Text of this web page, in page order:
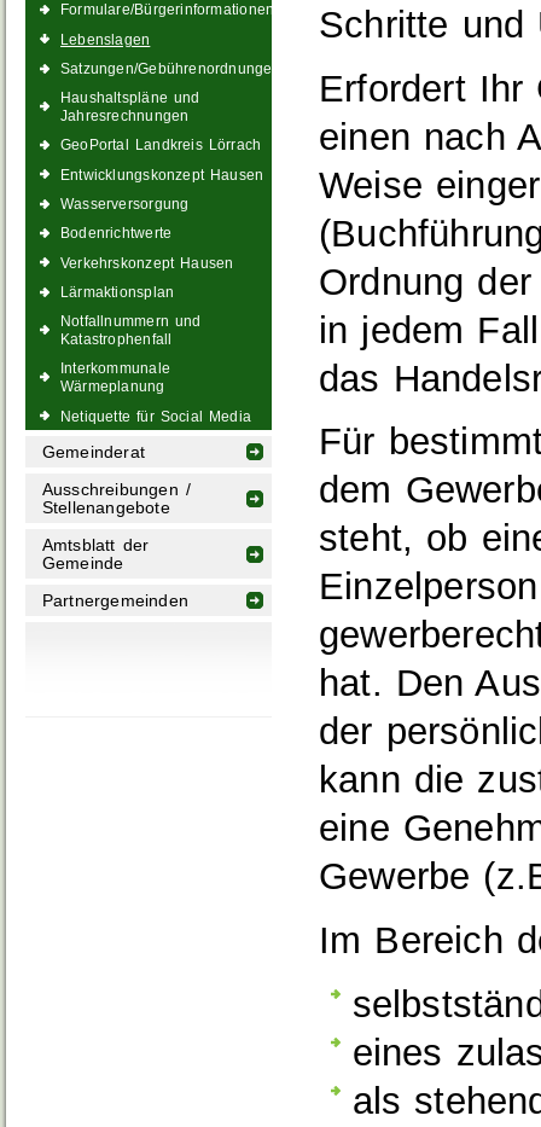
Formulare/Bürgerinformationen
Lebenslagen
Satzungen/Gebührenordnungen
Haushaltspläne und
Jahresrechnungen
GeoPortal Landkreis Lörrach
Entwicklungskonzept Hausen
Wasserversorgung
Bodenrichtwerte
Verkehrskonzept Hausen
Lärmaktionsplan
Notfallnummern und
Katastrophenfall
Interkommunale
Wärmeplanung
Netiquette für Social Media
Gemeinderat
Ausschreibungen /
Stellenangebote
Amtsblatt der
Gemeinde
Partnergemeinden
Schritte und
Erfordert Ihr
einen nach
Weise
Ordnung
in jedem
das
Für
dem
steht, ob
hat. Den
der
kann die
eine
Gewerbe
Im Bereich
eines
als